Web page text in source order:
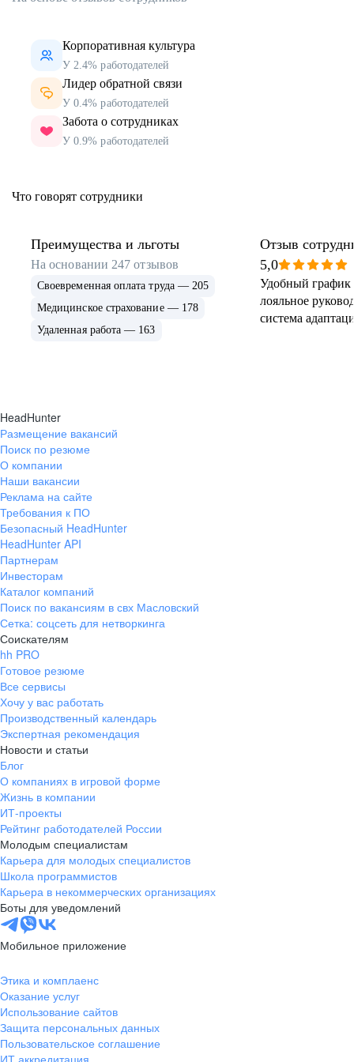
Корпоративная культура
У 2.4% работодателей
Лидер обратной связи
У 0.4% работодателей
Забота о сотрудниках
У 0.9% работодателей
Что говорят сотрудники
Преимущества и льготы
На основании 247 отзывов
Своевременная оплата труда — 205
Медицинское страхование — 178
Удаленная работа — 163
Отзыв
5,0
Удобный график
лояльное
система
HeadHunter
Размещение вакансий
Поиск по резюме
О компании
Наши вакансии
Реклама на сайте
Требования к ПО
Безопасный HeadHunter
HeadHunter API
Партнерам
Инвесторам
Каталог компаний
Поиск по вакансиям в свх Масловский
Сетка: соцсеть для нетворкинга
Соискателям
hh PRO
Готовое резюме
Все сервисы
Хочу у вас работать
Производственный календарь
Экспертная рекомендация
Новости и статьи
Блог
О компаниях в игровой форме
Жизнь в компании
ИТ-проекты
Рейтинг работодателей России
Молодым специалистам
Карьера для молодых специалистов
Школа программистов
Карьера в некоммерческих организациях
Боты для уведомлений
Мобильное приложение
Этика и комплаенс
Оказание услуг
Использование сайтов
Защита персональных данных
Пользовательское соглашение